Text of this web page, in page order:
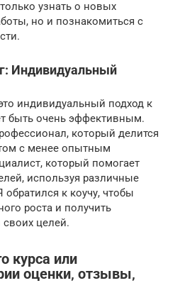
узнать о новых
но и познакомиться с
Индивидуальный
индивидуальный подход к
быть очень эффективным.
который делится
с менее опытным
который помогает
используя различные
к коучу, чтобы
роста и получить
целей.
курса или
оценки‚ отзывы‚